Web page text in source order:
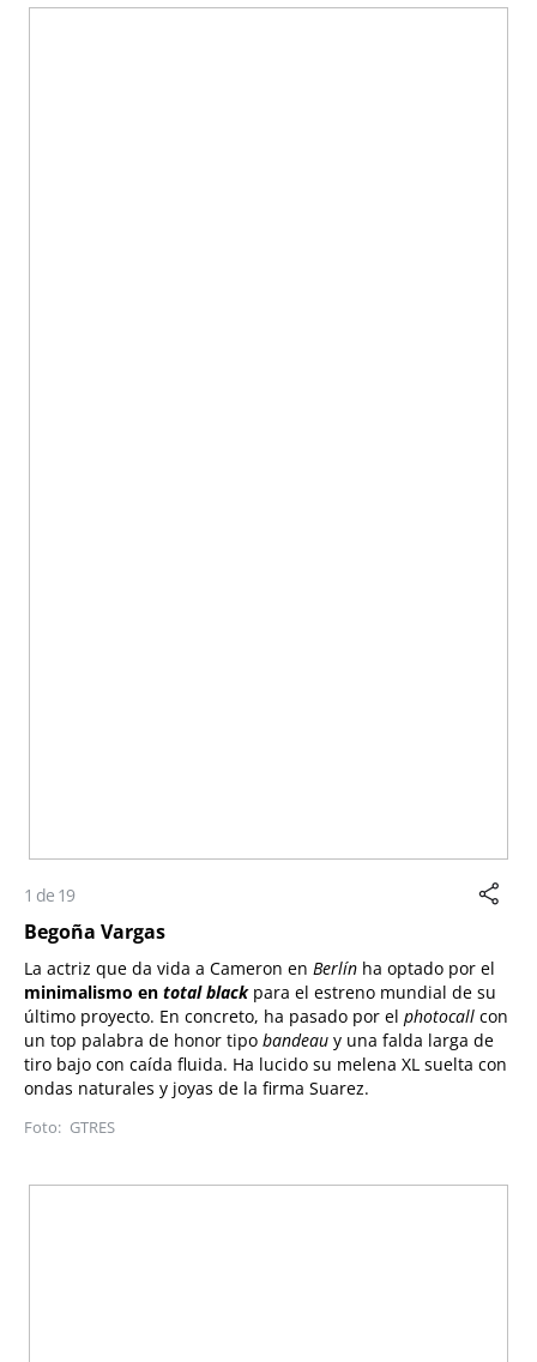
1 de 19
Begoña Vargas
La actriz que da vida a Cameron en Berlín ha optado por el
minimalismo en total black para el estreno mundial de su
último proyecto. En concreto, ha pasado por el photocall con
un top palabra de honor tipo bandeau y una falda larga de
tiro bajo con caída fluida. Ha lucido su melena XL suelta con
ondas naturales y joyas de la firma Suarez.
GTRES